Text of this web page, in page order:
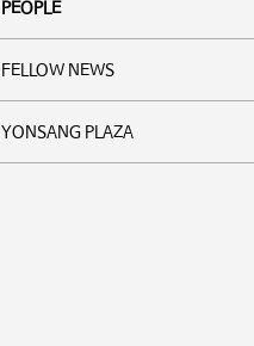
PEOPLE
FELLOW NEWS
YONSANG PLAZA